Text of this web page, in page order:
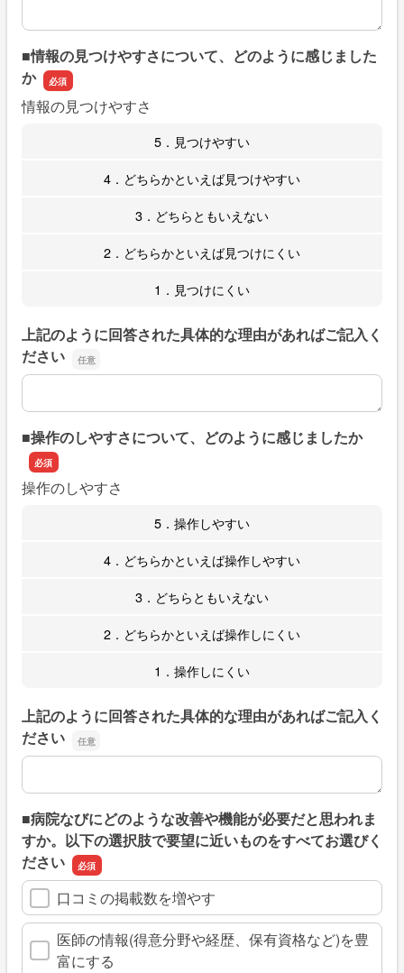
■情報の見つけやすさについて、どのように感じました
か
情報の見つけやすさ
5．見つけやすい
4．どちらかといえば見つけやすい
3．どちらともいえない
2．どちらかといえば見つけにくい
1．見つけにくい
上記のように回答された具体的な理由があればご記入く
ださい
上記のように回答された具体的な理由があればご記入くだ
■操作のしやすさについて、どのように感じましたか
操作のしやすさ
5．操作しやすい
4．どちらかといえば操作しやすい
3．どちらともいえない
2．どちらかといえば操作しにくい
1．操作しにくい
上記のように回答された具体的な理由があればご記入く
ださい
上記のように回答された具体的な理由があればご記入くだ
■病院なびにどのような改善や機能が必要だと思われま
すか。以下の選択肢で要望に近いものをすべてお選びく
ださい
口コミの掲載数を増やす
医師の情報(得意分野や経歴、保有資格など)を豊
富にする